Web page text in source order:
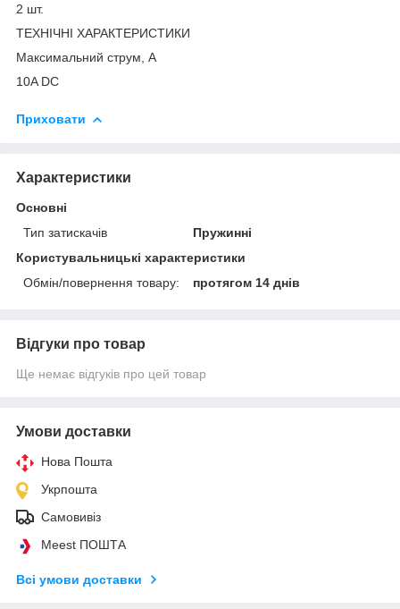
2 шт.
ТЕХНІЧНІ ХАРАКТЕРИСТИКИ
Максимальний струм, А
10A DC
Приховати
Характеристики
Основні
Тип затискачів
Пружинні
Користувальницькі характеристики
Обмін/повернення товару:
протягом 14 днів
Відгуки про товар
Ще немає відгуків про цей товар
Умови доставки
Нова Пошта
Укрпошта
Самовивіз
Meest ПОШТА
Всі умови доставки